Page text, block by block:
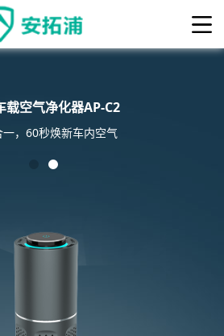
载空气净化器AP-C2
一，60秒焕新车内空气